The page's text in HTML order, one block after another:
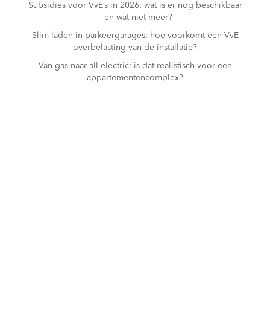
Subsidies voor VvE’s in 2026: wat is er nog beschikbaar
– en wat niet meer?
Slim laden in parkeergarages: hoe voorkomt een VvE
overbelasting van de installatie?
Van gas naar all-electric: is dat realistisch voor een
appartementencomplex?